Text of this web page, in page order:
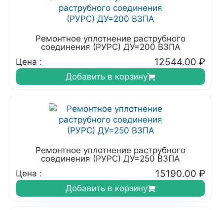
Ремонтное уплотнение раструбного
соединения (РУРС) ДУ=200 ВЗПА
Цена :
12544.00 ₽
Добавить в корзину
Ремонтное уплотнение раструбного
соединения (РУРС) ДУ=250 ВЗПА
Цена :
15190.00 ₽
Добавить в корзину